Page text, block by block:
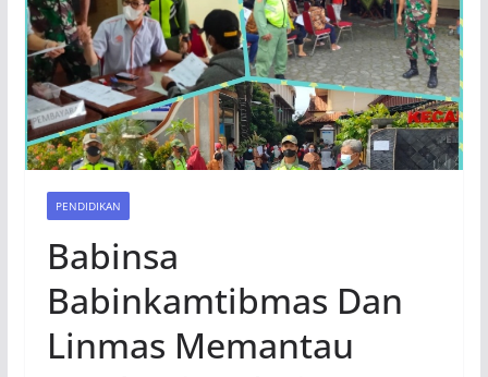
PENDIDIKAN
Babinsa
Babinkamtibmas Dan
Linmas Memantau